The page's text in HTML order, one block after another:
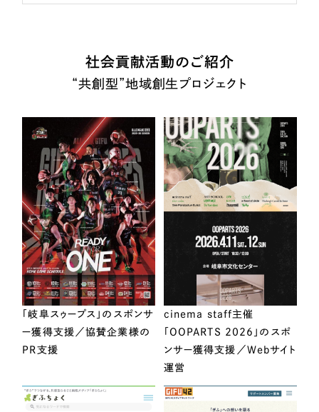
社会貢献活動のご紹介
“共創型”地域創生プロジェクト
「岐阜スゥープス」のスポンサ
ー獲得支援／協賛企業様の
PR支援
cinema staff主催
「OOPARTS 2026」のスポ
ンサー獲得支援／Webサイト
運営